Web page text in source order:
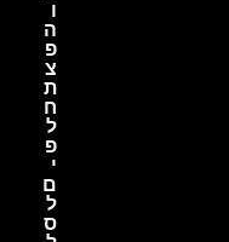
ו
ה
פ
צ
ת
ח
ל
פ
י
ם
ל
ס